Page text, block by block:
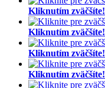
Kliknutím zväčšíte!
Kliknutím zväčšíte!
Kliknutím zväčšíte!
Kliknutím zväčšíte!